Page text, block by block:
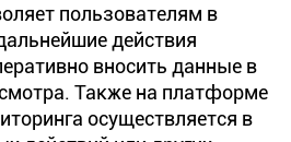
пользователям в
действия
вносить данные в
Также на платформе
осуществляется в